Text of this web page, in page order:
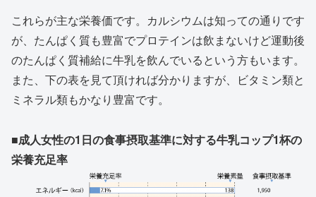
これらが主な栄養価です。カルシウムは知っての通りです
が、たんぱく質も豊富でプロテインは飲まないけど運動後
のたんぱく質補給に牛乳を飲んでいるという方もいます。
また、下の表を見て頂ければ分かりますが、ビタミン類と
ミネラル類もかなり豊富です。
■成人女性の1日の食事摂取基準に対する牛乳コップ1杯の
栄養充足率